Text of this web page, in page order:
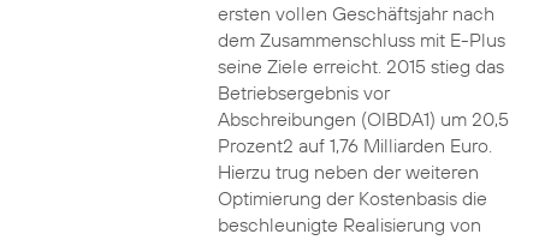
ersten vollen Geschäftsjahr nach
dem Zusammenschluss mit E-Plus
seine Ziele erreicht. 2015 stieg das
Betriebsergebnis vor
Abschreibungen (OIBDA1) um 20,5
Prozent2 auf 1,76 Milliarden Euro.
Hierzu trug neben der weiteren
Optimierung der Kostenbasis die
beschleunigte Realisierung von